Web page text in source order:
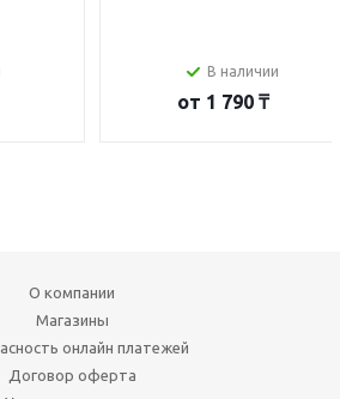
В наличии
от 1 790 ₸
О компании
Магазины
онлайн платежей
Договор оферта